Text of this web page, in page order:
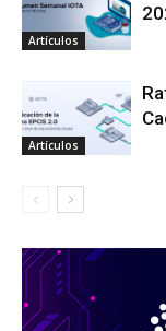
Artículos
Artículos